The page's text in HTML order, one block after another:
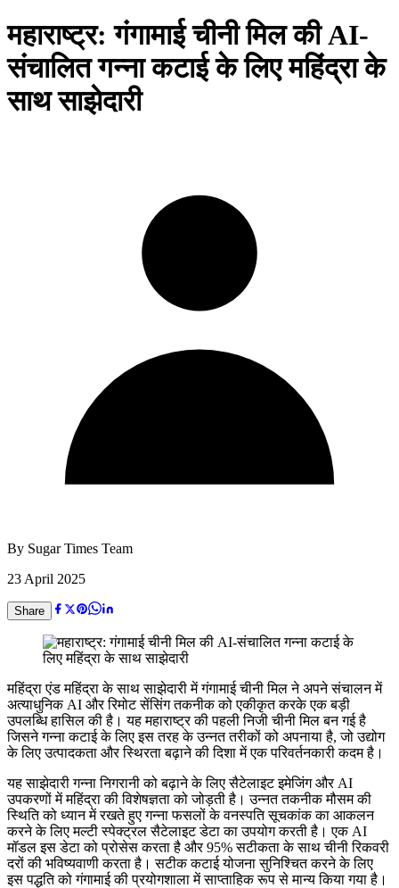
महाराष्ट्र: गंगामाई चीनी मिल की AI-
संचालित गन्ना कटाई के लिए महिंद्रा के
साथ साझेदारी
By Sugar Times Team
23 April 2025
Share
महिंद्रा एंड महिंद्रा के साथ साझेदारी में गंगामाई चीनी मिल ने अपने संचालन में
अत्याधुनिक AI और रिमोट सेंसिंग तकनीक को एकीकृत करके एक बड़ी
उपलब्धि हासिल की है। यह महाराष्ट्र की पहली निजी चीनी मिल बन गई है
जिसने गन्ना कटाई के लिए इस तरह के उन्नत तरीकों को अपनाया है, जो उद्योग
के लिए उत्पादकता और स्थिरता बढ़ाने की दिशा में एक परिवर्तनकारी कदम है।
यह साझेदारी गन्ना निगरानी को बढ़ाने के लिए सैटेलाइट इमेजिंग और AI
उपकरणों में महिंद्रा की विशेषज्ञता को जोड़ती है। उन्नत तकनीक मौसम की
स्थिति को ध्यान में रखते हुए गन्ना फसलों के वनस्पति सूचकांक का आकलन
करने के लिए मल्टी स्पेक्ट्रल सैटेलाइट डेटा का उपयोग करती है। एक AI
मॉडल इस डेटा को प्रोसेस करता है और 95% सटीकता के साथ चीनी रिकवरी
दरों की भविष्यवाणी करता है। सटीक कटाई योजना सुनिश्चित करने के लिए
इस पद्धति को गंगामाई की प्रयोगशाला में साप्ताहिक रूप से मान्य किया गया है।